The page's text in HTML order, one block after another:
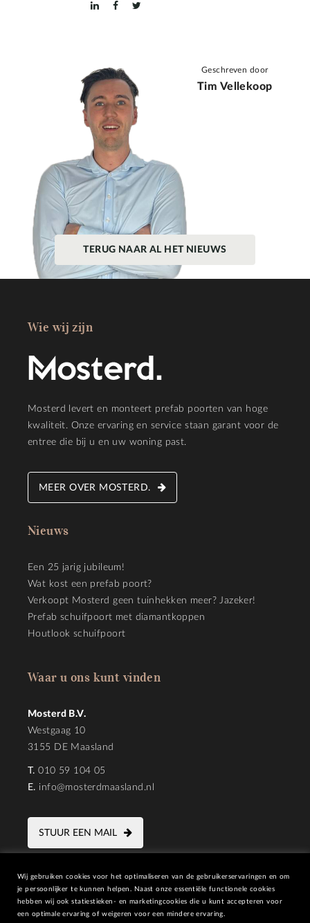
Geschreven door
Tim Vellekoop
TERUG NAAR AL HET NIEUWS
Wie wij zijn
Mosterd levert en monteert prefab poorten van hoge
kwaliteit. Onze ervaring en service staan garant voor de
entree die bij u en uw woning past.
MEER OVER MOSTERD.
Nieuws
Een 25 jarig jubileum!
Wat kost een prefab poort?
Verkoopt Mosterd geen tuinhekken meer? Jazeker!
Prefab schuifpoort met diamantkoppen
Houtlook schuifpoort
Waar u ons kunt vinden
Mosterd B.V.
Westgaag 10
3155 DE Maasland
T. 010 59 104 05
E. info@mosterdmaasland.nl
STUUR EEN MAIL
Wij gebruiken cookies voor het optimaliseren van de gebruikerservaringen en om
je persoonlijker te kunnen helpen. Naast onze essentiële functionele cookies
hebben wij ook statiestieken- en marketingcookies die u kunt accepteren voor
een optimale ervaring of weigeren voor een mindere ervaring.